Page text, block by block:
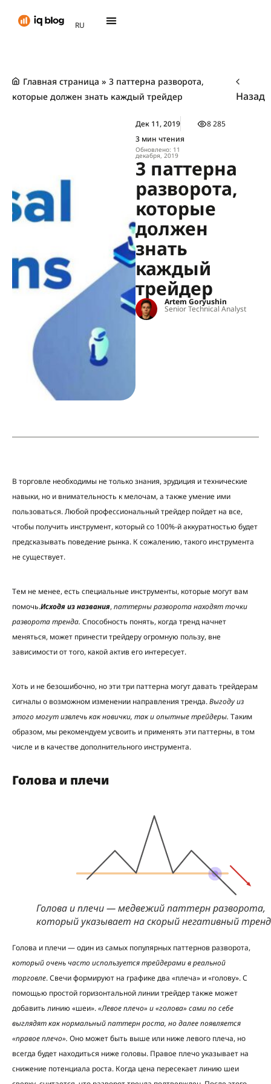
RU
TH
Главная страница » 3 паттерна разворота,
которые должен знать каждый трейдер
Назад
Дек 11, 2019
3 мин чтения
Обновлено: 11
декабря, 2019
8 285
3 паттерна
разворота,
которые
должен
знать
каждый
трейдер
Artem Goryushin
Senior Technical Analyst
В торговле необходимы не только знания, эрудиция и технические
навыки, но и внимательность к мелочам, а также умение ими
пользоваться. Любой профессиональный трейдер пойдет на все,
чтобы получить инструмент, который со 100%-й аккуратностью будет
предсказывать поведение рынка. К сожалению, такого инструмента
не существует.
Тем не менее, есть специальные инструменты, которые могут вам
помочь.Исходя из названия, паттерны разворота находят точки
разворота тренда. Способность понять, когда тренд начнет
меняться, может принести трейдеру огромную пользу, вне
зависимости от того, какой актив его интересует.
Хоть и не безошибочно, но эти три паттерна могут давать трейдерам
сигналы о возможном изменении направления тренда.Выгоду из
этого могут извлечь как новички, так и опытные трейдеры. Таким
образом, мы рекомендуем усвоить и применять эти паттерны, в том
числе и в качестве дополнительного инструмента.
Голова и плечи
Голова и плечи — медвежий паттерн разворота,
который указывает на скорый негативный тренд
Голова и плечи — один из самых популярных паттернов разворота,
который очень часто используется трейдерами в реальной
торговле. Свечи формируют на графике два «плеча» и «голову». С
помощью простой горизонтальной линии трейдер также может
добавить линию «шеи».«Левое плечо» и «голова» сами по себе
выглядят как нормальный паттерн роста, но далее появляется
«правое плечо». Оно может быть выше или ниже левого плеча, но
всегда будет находиться ниже головы. Правое плечо указывает на
снижение потенциала роста. Когда цена пересекает линию шеи